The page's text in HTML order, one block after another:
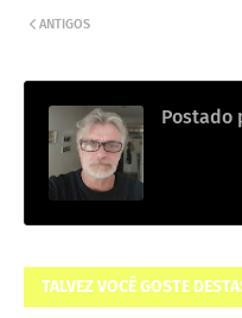
ANTIGOS
Postado
TALVEZ VOCÊ GOSTE